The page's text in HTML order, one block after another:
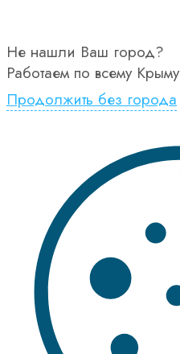
Не нашли Ваш город?
Работаем по всему Крыму
Продолжить без города